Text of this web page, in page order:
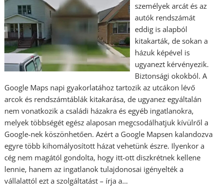
személyek arcát és az
autók rendszámát
eddig is alapból
kitakarták, de sokan a
házuk képével is
ugyanezt kérvényezik.
Biztonsági okokból. A
Google Maps napi gyakorlatához tartozik az utcákon lévő
arcok és rendszámtáblák kitakarása, de ugyanez egyáltalán
nem vonatkozik a családi házakra és egyéb ingatlanokra,
melyek többségét egész alaposan megcsodálhatjuk kívülről a
Google-nek köszönhetően. Azért a Google Mapsen kalandozva
egyre több kihomályosított házat vehetünk észre. Ilyenkor a
cég nem magától gondolta, hogy itt-ott diszkrétnek kellene
lennie, hanem az ingatlanok tulajdonosai igényelték a
vállalattól ezt a szolgáltatást – írja a…